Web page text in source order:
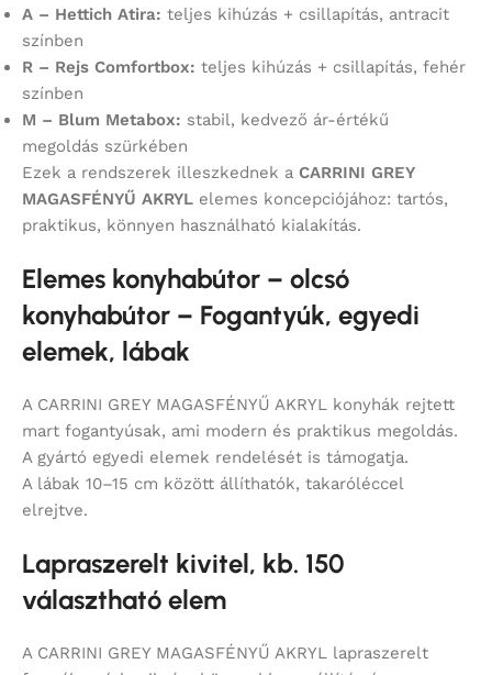
A – Hettich Atira: teljes kihúzás + csillapítás, antracit
színben
R – Rejs Comfortbox: teljes kihúzás + csillapítás, fehér
színben
M – Blum Metabox: stabil, kedvező ár-értékű
megoldás szürkében
Ezek a rendszerek illeszkednek a CARRINI GREY
MAGASFÉNYŰ AKRYL elemes koncepciójához: tartós,
praktikus, könnyen használható kialakítás.
Elemes konyhabútor – olcsó
konyhabútor – Fogantyúk, egyedi
elemek, lábak
A CARRINI GREY MAGASFÉNYŰ AKRYL konyhák rejtett
mart fogantyúsak, ami modern és praktikus megoldás.
A gyártó egyedi elemek rendelését is támogatja.
A lábak 10–15 cm között állíthatók, takaróléccel
elrejtve.
Lapraszerelt kivitel, kb. 150
választható elem
A CARRINI GREY MAGASFÉNYŰ AKRYL lapraszerelt